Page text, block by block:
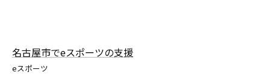
名古屋市でeスポーツの支援
eスポーツ